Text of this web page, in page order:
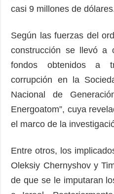
casi 9 millones de
Según las fuerzas del
construcción se llevó a
fondos obtenidos a
corrupción en la
Nacional de
Energoatom”, cuya
el marco de la
Entre otros, los
Oleksiy Chernyshov y
de que se le imputaran